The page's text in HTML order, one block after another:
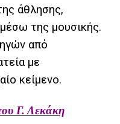
άθλησης,
της μουσικής.
από
με
κείμενο.
Γ. Λεκάκη